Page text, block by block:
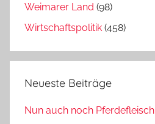
Weimarer Land (98)
Wirtschaftspolitik (458)
Neueste Beiträge
Nun auch noch Pferdefleisch